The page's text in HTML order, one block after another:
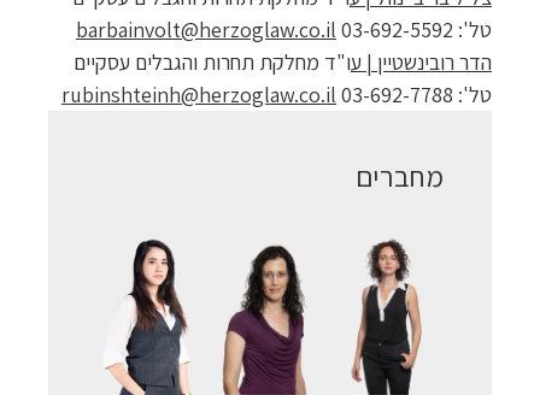
טל': 03-692-5592
barbainvolt@herzoglaw.co.il
הדר רובינשטיין | עו"ד מחלקת תחרות והגבלים עסקיים
טל': 03-692-7788
rubinshteinh@herzoglaw.co.il
מחברים